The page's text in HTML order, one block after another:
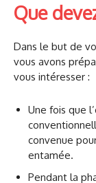
Que
Dans le but de
vous avons
vous intéresser :
Une fois que
convenue
entamée.
Pendant la